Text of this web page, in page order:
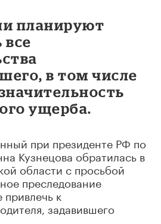
планируют
все
в том числе
ущерба.
при президенте РФ по
Кузнецова обратилась в
области с просьбой
преследование
привлечь к
задавившего